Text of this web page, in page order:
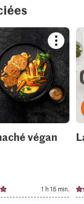
recipe
or
add
it
to
your
végan
1 h 15 min.